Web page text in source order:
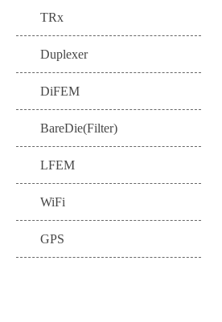
TRx
Duplexer
DiFEM
BareDie(Filter)
LFEM
WiFi
GPS